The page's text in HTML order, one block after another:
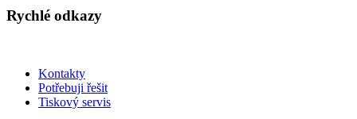
Rychlé odkazy
Kontakty
Potřebuji řešit
Tiskový servis